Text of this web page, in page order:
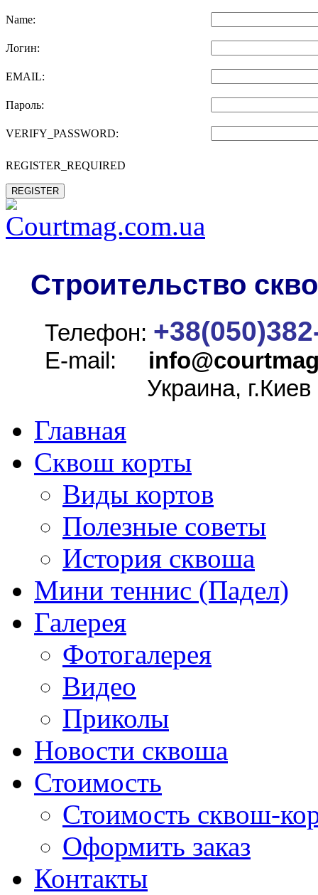
Name:
Логин:
EMAIL:
Пароль:
VERIFY_PASSWORD:
REGISTER_REQUIRED
REGISTER
Строительство
Телефон:
E-mail: info@
Украина, г.Киев
Главная
Сквош корты
Виды кортов
Полезные советы
История сквоша
Мини теннис (Падел)
Галерея
Фотогалерея
Видео
Приколы
Новости сквоша
Стоимость
Стоимость сквош-
Оформить заказ
Контакты